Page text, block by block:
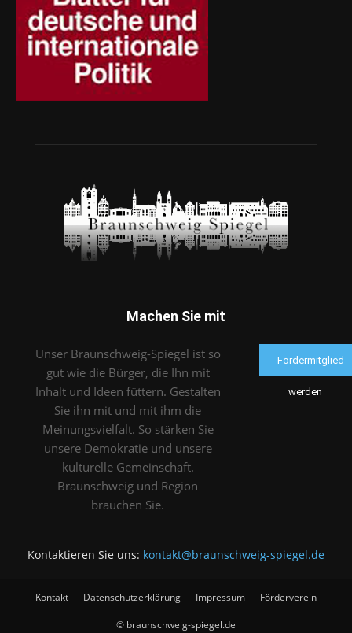
Machen Sie mit
Unser Braunschweig-Spiegel ist so
gut wie die Bürger, die Ihn mit
Inhalt und Ideen füttern. Gestalten
Sie ihn mit und mit ihm die
Meinungsvielfalt. So stärken Sie
unsere Demokratie und unsere
kulturelle Gemeinschaft.
Braunschweig und Region
brauchen Sie.
Fördermitglied
werden
Kontaktieren Sie uns: kontakt@braunschweig-spiegel.de
Kontakt Datenschutzerklärung Impressum Förderverein
© braunschweig-spiegel.de